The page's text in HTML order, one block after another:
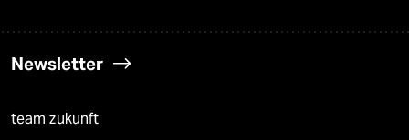
Newsletter
team zukunft